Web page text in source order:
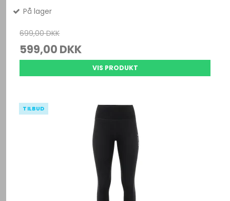
På lager
699,00 DKK
599,00 DKK
VIS PRODUKT
TILBUD